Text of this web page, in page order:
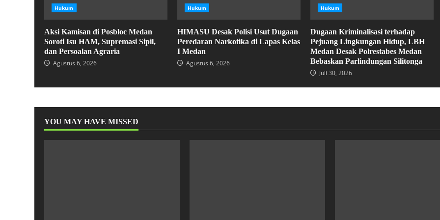
Hukum
Aksi Kamisan di Posbloc Medan
Soroti Isu HAM, Supremasi Sipil,
dan Persoalan Agraria
Agustus 6, 2026
Hukum
HIMASU Desak Polisi Usut Dugaan
Peredaran Narkotika di Lapas Kelas
I Medan
Agustus 6, 2026
Hukum
Dugaan Kriminalisasi terhadap
Pejuang Lingkungan Hidup, LBH
Medan Desak Polrestabes Medan
Bebaskan Parlindungan Silitonga
Juli 30, 2026
YOU MAY HAVE MISSED